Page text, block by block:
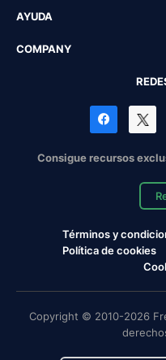
AYUDA
COMPANY
Consigue recursos
Términos y
Política de cookies
Copyright © 2010-2026